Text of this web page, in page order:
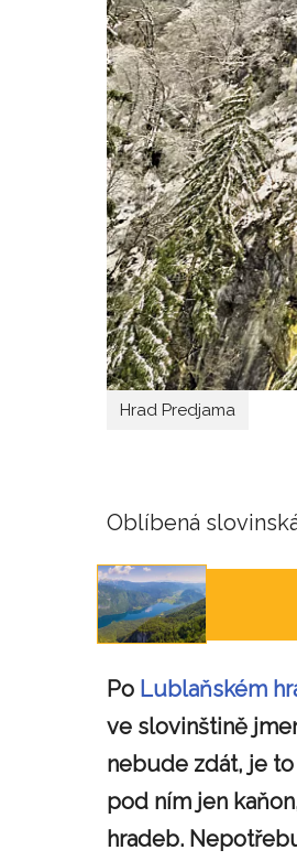
Hrad Predjama
Oblíbená
Po Lublaňském
ve slovinštině
nebude zdát, je
pod ním jen
hradeb.